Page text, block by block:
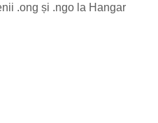
.ong și .ngo la Hangar